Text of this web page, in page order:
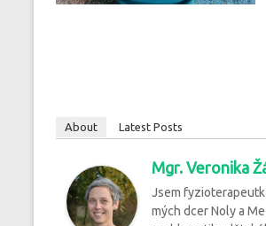
About Latest Posts
Mgr. Veronika
Jsem
mých dcer Noly a